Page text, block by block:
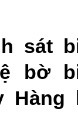
sát
bờ
Hàng